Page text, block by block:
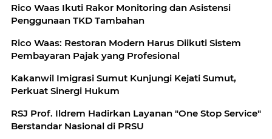
Rico Waas Ikuti Rakor Monitoring dan Asistensi
Penggunaan TKD Tambahan
Rico Waas: Restoran Modern Harus Diikuti Sistem
Pembayaran Pajak yang Profesional
Kakanwil Imigrasi Sumut Kunjungi Kejati Sumut,
Perkuat Sinergi Hukum
RSJ Prof. Ildrem Hadirkan Layanan "One Stop Service"
Berstandar Nasional di PRSU